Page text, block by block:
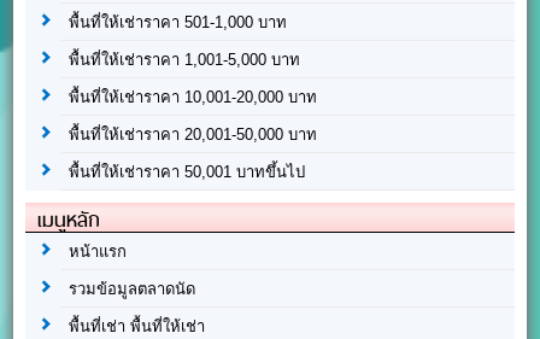
พื้นที่ให้เช่าราคา 501-1,000 บาท
พื้นที่ให้เช่าราคา 1,001-5,000 บาท
พื้นที่ให้เช่าราคา 10,001-20,000 บาท
พื้นที่ให้เช่าราคา 20,001-50,000 บาท
พื้นที่ให้เช่าราคา 50,001 บาทขึ้นไป
เมนูหลัก
หน้าแรก
รวมข้อมูลตลาดนัด
พื้นที่เช่า พื้นที่ให้เช่า